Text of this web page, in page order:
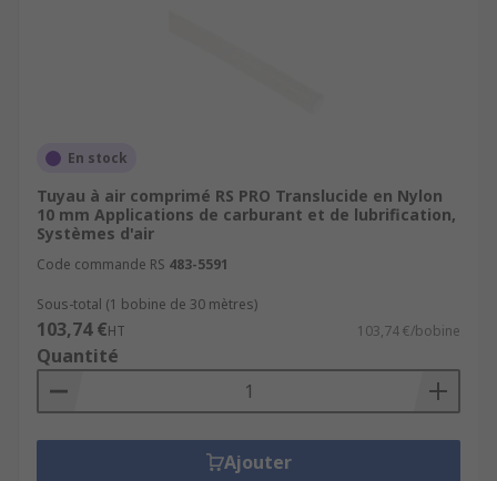
En stock
Tuyau à air comprimé RS PRO Translucide en Nylon
10 mm Applications de carburant et de lubrification,
Systèmes d'air
Code commande RS 483-5591
Sous-total (1 bobine de 30 mètres)
103,74 €HT 103,74 €/bobine
Quantité
Ajouter